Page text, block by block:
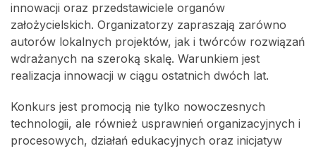
innowacji oraz przedstawiciele organów
założycielskich. Organizatorzy zapraszają zarówno
autorów lokalnych projektów, jak i twórców rozwiązań
wdrażanych na szeroką skalę. Warunkiem jest
realizacja innowacji w ciągu ostatnich dwóch lat.
Konkurs jest promocją nie tylko nowoczesnych
technologii, ale również usprawnień organizacyjnych i
procesowych, działań edukacyjnych oraz inicjatyw